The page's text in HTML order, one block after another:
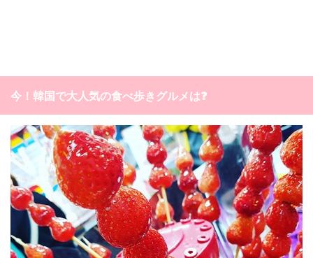
今！韓国で大人気の食べ歩きグルメは❓